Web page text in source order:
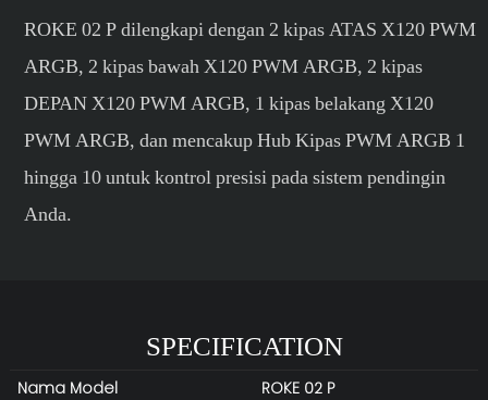
ROKE 02 P dilengkapi dengan 2 kipas ATAS X120 PWM
ARGB, 2 kipas bawah X120 PWM ARGB, 2 kipas
DEPAN X120 PWM ARGB, 1 kipas belakang X120
PWM ARGB, dan mencakup Hub Kipas PWM ARGB 1
hingga 10 untuk kontrol presisi pada sistem pendingin
Anda.
SPECIFICATION
Nama Model ROKE 02 P